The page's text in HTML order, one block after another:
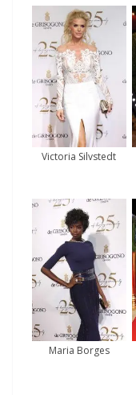
Victoria Silvstedt
Maria Borges